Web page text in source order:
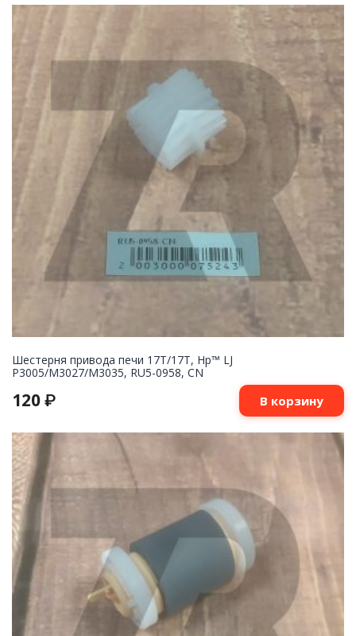
Шестерня привода печи 17T/17T, Hp™ LJ
P3005/M3027/M3035, RU5-0958, CN
120 ₽ В корзину